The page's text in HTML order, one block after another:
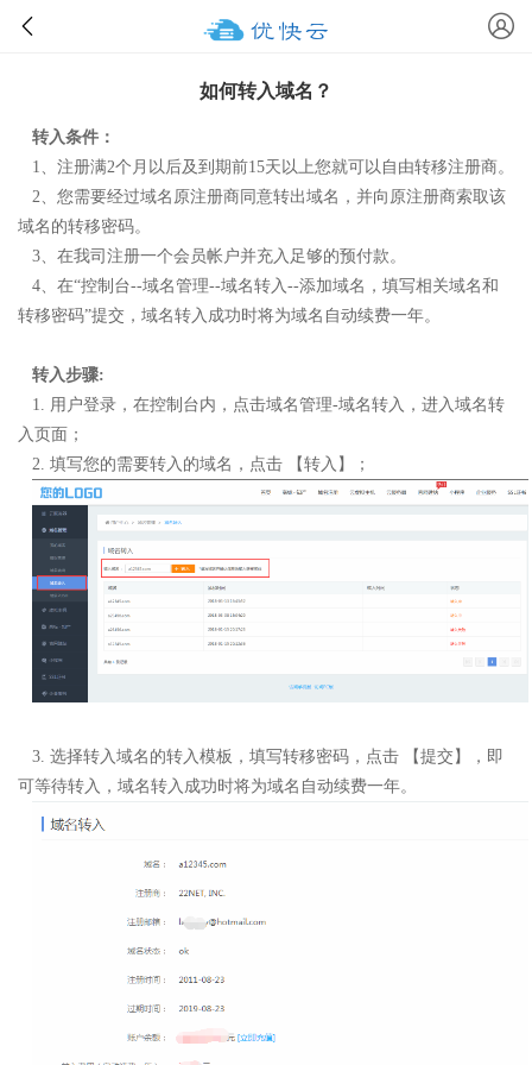
如何转入域名？
转入条件：
1、注册满2个月以后及到期前15天以上您就可以自由转移注册商。
2、您需要经过域名原注册商同意转出域名，并向原注册商索取该
域名的转移密码。
3、在我司注册一个会员帐户并充入足够的预付款。
4、在“控制台--域名管理--域名转入--添加域名，填写相关域名和
转移密码”提交，域名转入成功时将为域名自动续费一年。
转入步骤:
1. 用户登录，在控制台内，点击域名管理-域名转入，进入域名转
入页面；
2. 填写您的需要转入的域名，点击 【转入】；
3. 选择转入域名的转入模板，填写转移密码，点击 【提交】，即
可等待转入， 域名转入成功时将为域名自动续费一年。